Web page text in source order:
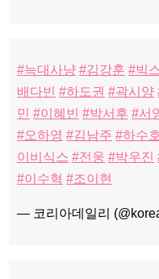
#늑대사냥 #김강훈 #빅
배다빈 #하도권 #곽시양
민
#이혜빈 #박서후 #서
#오하영 #김남주 #하수호
이비식스 #전웅 #박우진
#이수혁 #조이현
— 코리아데일리